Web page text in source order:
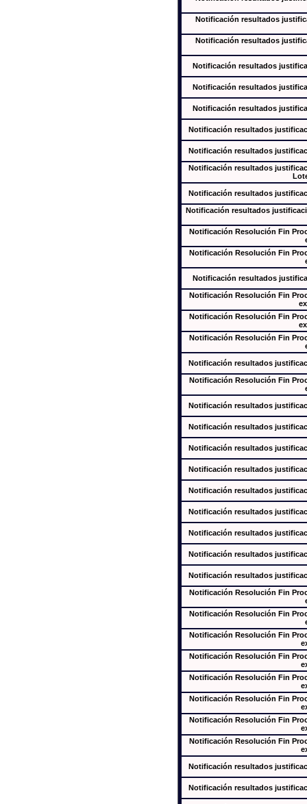
Notificación resultados
Notificación resultados
Notificación resultados
Notificación resultados
Notificación resultados
Notificación resultados
Notificación resultados
Notificación resultados
Notificación resultados
Notificación resultados
Notificación Resolución Fin
Notificación Resolución Fin
Notificación resultados
Notificación Resolución Fin
Notificación Resolución Fin
Notificación Resolución Fin
Notificación resultados
Notificación Resolución Fin
Notificación resultados
Notificación resultados
Notificación resultados
Notificación resultados
Notificación resultados
Notificación resultados
Notificación resultados
Notificación resultados
Notificación resultados
Notificación Resolución Fin
Notificación Resolución Fin
Notificación Resolución Fin
Notificación Resolución Fin
Notificación Resolución Fin
Notificación Resolución Fin
Notificación Resolución Fin
Notificación Resolución Fin
Notificación resultados
Notificación resultados